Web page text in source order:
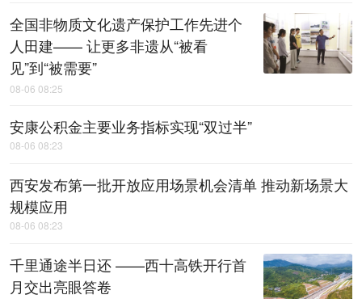
全国非物质文化遗产保护工作先进个
人田建—— 让更多非遗从“被看
见”到“被需要”
08-06 08:25
安康公积金主要业务指标实现“双过半”
08-06 08:23
西安发布第一批开放应用场景机会清单 推动新场景大
规模应用
08-06 08:23
千里通途半日还 ——西十高铁开行首
月交出亮眼答卷